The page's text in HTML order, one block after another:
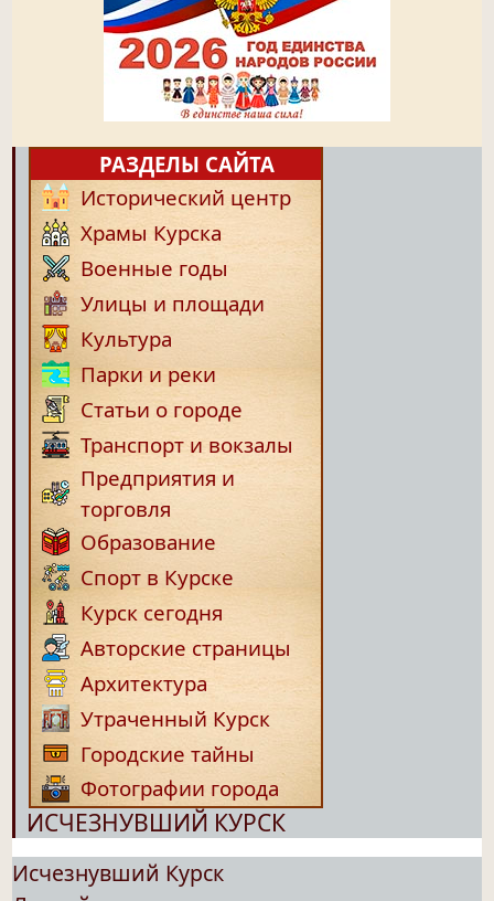
РАЗДЕЛЫ САЙТА
Исторический центр
Храмы Курска
Военные годы
Улицы и площади
Культура
Парки и реки
Статьи о городе
Транспорт и вокзалы
Предприятия и
торговля
Образование
Спорт в Курске
Курск сегодня
Авторские страницы
Архитектура
Утраченный Курск
Городские тайны
Фотографии города
ИСЧЕЗНУВШИЙ КУРСК
Исчезнувший Курск